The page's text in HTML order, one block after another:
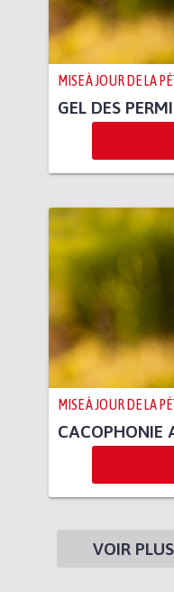
MISE À JOUR DE LA
GEL DES
MISE À JOUR DE LA
CACOPHONIE
VOIR